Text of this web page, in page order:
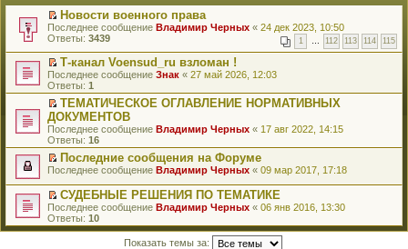
в
о
м
у
н
п
р
о
и
т
а
н
н
о
м
у
с
о
о
к
п
е
р
в
о
м
у
н
п
р
о
ч
т
н
н
о
м
у
П
е
е
т
и
к
п
е
р
в
о
м
у
н
е
п
р
о
Новости военного права
Последнее сообщение Владимир Черных « 24 дек 2023, 10:50
Ответы: 3439 1 … 112 113 114 115
П
е
р
й
т
и
к
е
в
о
м
у
н
Т-канал Voensud_ru взломан !
Последнее сообщение Знак « 27 май 2026, 12:03
Ответы: 1
П
е
р
е
й
т
к
п
е
р
в
ТЕМАТИЧЕСКОЕ ОГЛАВЛЕНИЕ НОРМАТИВНЫХ
ДОКУМЕНТОВ
Последнее сообщение Владимир Черных « 17 авг 2022, 14:15
Ответы: 16
П
р
е
й
т
и
Последние сообщения на Форуме
Последнее сообщение Владимир Черных « 09 мар 2017, 17:18
П
е
р
СУДЕБНЫЕ РЕШЕНИЯ ПО ТЕМАТИКЕ
Последнее сообщение Владимир Черных « 06 янв 2016, 13:30
Ответы: 10
Показать темы за: